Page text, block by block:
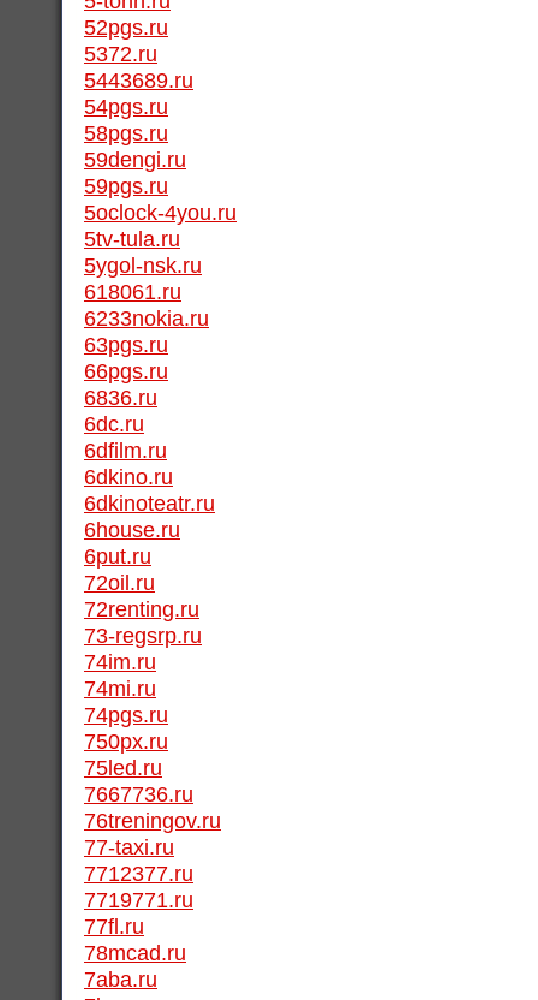
52pgs.ru
5372.ru
5443689.ru
54pgs.ru
58pgs.ru
59dengi.ru
59pgs.ru
5oclock-4you.ru
5tv-tula.ru
5ygol-nsk.ru
618061.ru
6233nokia.ru
63pgs.ru
66pgs.ru
6836.ru
6dc.ru
6dfilm.ru
6dkino.ru
6dkinoteatr.ru
6house.ru
6put.ru
72oil.ru
72renting.ru
73-regsrp.ru
74im.ru
74mi.ru
74pgs.ru
750px.ru
75led.ru
7667736.ru
76treningov.ru
77-taxi.ru
7712377.ru
7719771.ru
77fl.ru
78mcad.ru
7aba.ru